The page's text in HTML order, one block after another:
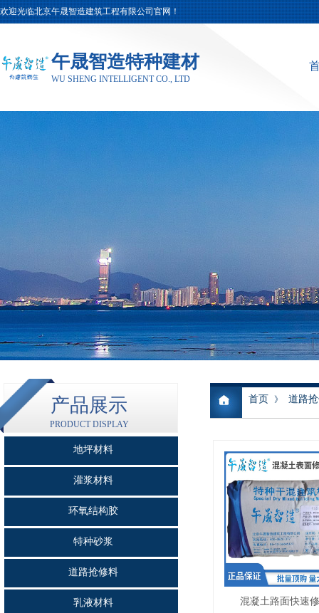
欢迎光临北京午晟智造建筑工程有限公司官网！
午晟智造特种建材
WU SHENG INTELLIGENT CO., LTD
产品展示
PRODUCT DISPLAY
首页 》 道路
地坪材料
灌浆材料
环氧结构胶
特种砂浆
道路抢修料
乳液材料 混凝土路面快速